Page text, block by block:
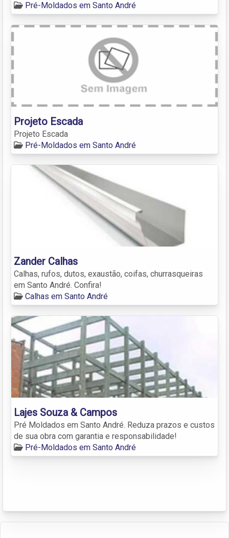
Pré-Moldados em Santo André
Projeto Escada
Projeto Escada
Pré-Moldados em Santo André
Zander Calhas
Calhas, rufos, dutos, exaustão, coifas, churrasqueiras
em Santo André. Confira!
Calhas em Santo André
Lajes Souza & Campos
Pré Moldados em Santo André. Reduza prazos e custos
de sua obra com garantia e responsabilidade!
Pré-Moldados em Santo André